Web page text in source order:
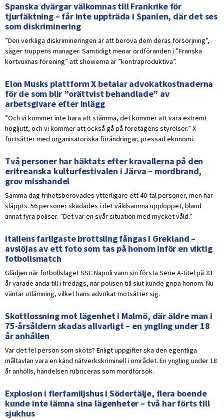
Spanska dvärgar välkomnas till Frankrike för
tjurfäktning – får inte uppträda i Spanien, där det ses
som diskriminering
”Den verkliga diskrimineringen är att beröva dem deras försörjning”,
säger truppens manager. Samtidigt menar ordföranden i ”Franska
kortvuxnas förening” att showerna är ”kontraproduktiva”.
Elon Musks plattform X betalar advokatkostnaderna
för de som blir ”orättvist behandlade” av
arbetsgivare efter inlägg
”Och vi kommer inte bara att stämma, det kommer att vara extremt
högljutt, och vi kommer att också gå på företagens styrelser.” X
fortsätter med organisatoriska förändringar, pressad ekonomi.
Två personer har häktats efter kravallerna på den
eritreanska kulturfestivalen i Järva – mordbrand,
grov misshandel
Samma dag frihetsberövades ytterligare ett 40-tal personer, men har
släppts. 56 personer skadades i det våldsamma upploppet, bland
annat fyra poliser. ”Det var en svår situation med mycket våld.”
Italiens farligaste brottsling fångas i Grekland –
avslöjas av ett foto som tas på honom inför en viktig
fotbollsmatch
Glädjen när fotbollslaget SSC Napoli vann sin första Serie A-titel på 33
år varade ända till i fredags, när polisen till slut kunde gripa honom. Nu
väntar utlämning, vilket hans advokat motsätter sig.
Skottlossning mot lägenhet i Malmö, där äldre man i
75-årsåldern skadas allvarligt – en yngling under 18
år anhållen
Var det fel person som sköts? Enligt uppgifter ska den egentliga
måltavlan vara en känd nätverkskriminell i området. En yngling under 18
år anhölls, händelsen rubriceras som mordförsök.
Explosion i flerfamiljshus i Södertälje, flera boende
kunde inte lämna sina lägenheter – två har förts till
sjukhus